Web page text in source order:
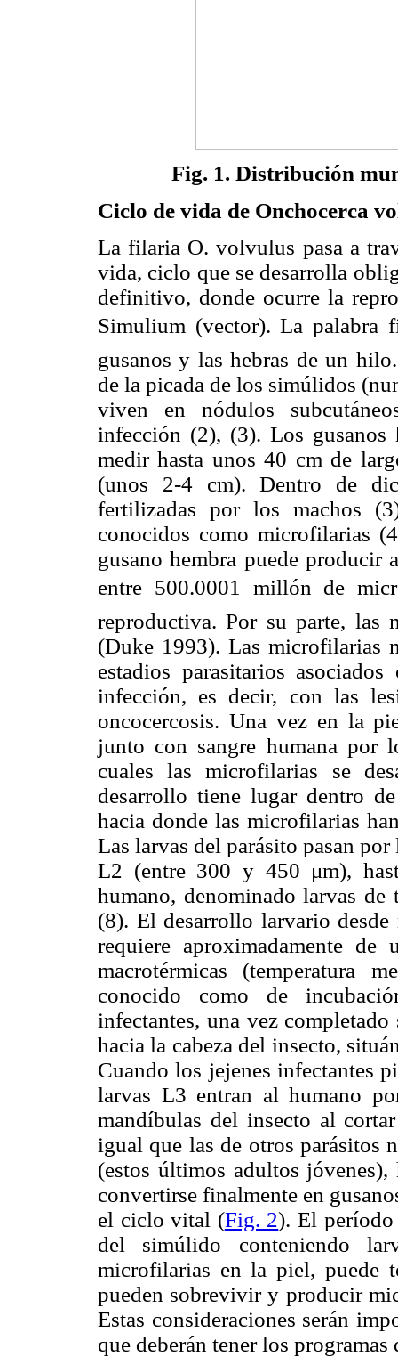
Fig. 1. Distribución
Ciclo de vida de Onchocerca
La filaria O. volvulus pasa a
vida, ciclo que se desarrolla
definitivo, donde ocurre la
Simulium (vector). La palabra
gusanos y las hebras de un
de la picada de los simúlidos
viven en nódulos
infección (2), (3). Los gusanos
medir hasta unos 40 cm de
(unos 2-4 cm). Dentro de
fertilizadas por los machos
conocidos como microfilarias
gusano hembra puede
entre 500.0001 millón de
reproductiva. Por su parte, las
(Duke 1993). Las microfilarias
estadios parasitarios
infección, es decir, con las
oncocercosis. Una vez en la
junto con sangre humana por
cuales las microfilarias se
desarrollo tiene lugar dentro
hacia donde las microfilarias
Las larvas del parásito pasan
L2 (entre 300 y 450 μm),
humano, denominado larvas
(8). El desarrollo larvario
requiere aproximadamente de
macrotérmicas (temperatura
conocido como de
infectantes, una vez
hacia la cabeza del insecto,
Cuando los jejenes infectantes
larvas L3 entran al humano
mandíbulas del insecto al
igual que las de otros parásitos
(estos últimos adultos
convertirse finalmente en
el ciclo vital (Fig. 2). El período
del simúlido conteniendo
microfilarias en la piel, puede
pueden sobrevivir y producir
Estas consideraciones serán
que deberán tener los